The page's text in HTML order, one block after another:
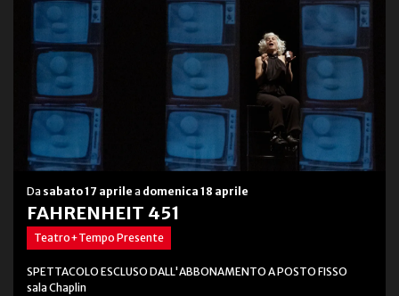
Da sabato 17 aprile a domenica 18 aprile
FAHRENHEIT 451
Teatro+Tempo Presente
SPETTACOLO ESCLUSO DALL'ABBONAMENTO A POSTO FISSO
sala Chaplin